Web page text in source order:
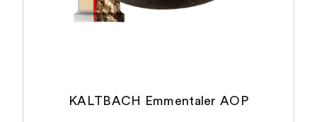
KALTBACH Emmentaler AOP